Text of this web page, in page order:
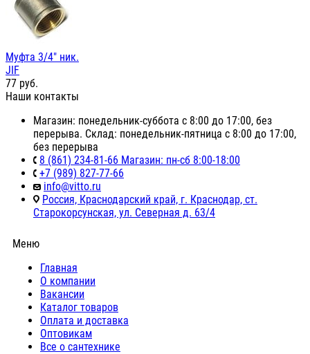
Муфта 3/4" ник.
JIF
77 руб.
Наши контакты
Магазин: понедельник-суббота с 8:00 до 17:00, без
перерыва. Склад: понедельник-пятница с 8:00 до 17:00,
без перерыва
8 (861) 234-81-66 Магазин: пн-сб 8:00-18:00
+7 (989) 827-77-66
info@vitto.ru
Россия, Краснодарский край, г. Краснодар, ст.
Старокорсунская, ул. Северная д. 63/4
Меню
Главная
О компании
Вакансии
Каталог товаров
Оплата и доставка
Оптовикам
Все о сантехнике